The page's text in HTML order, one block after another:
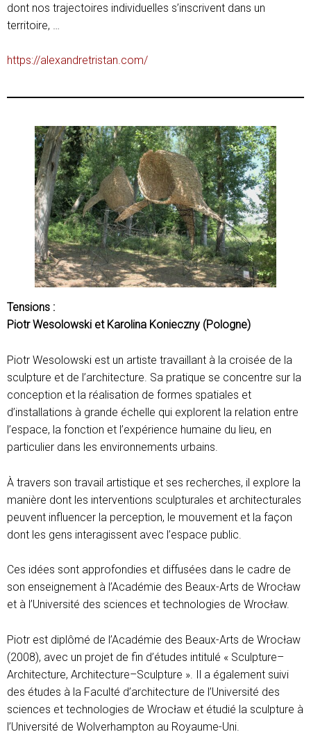
dont nos trajectoires individuelles s’inscrivent dans un
territoire, …
https://alexandretristan.com/
Tensions :
Piotr Wesolowski et Karolina Konieczny (Pologne)
Piotr Wesolowski est un artiste travaillant à la croisée de la
sculpture et de l’architecture. Sa pratique se concentre sur la
conception et la réalisation de formes spatiales et
d’installations à grande échelle qui explorent la relation entre
l’espace, la fonction et l’expérience humaine du lieu, en
particulier dans les environnements urbains.
À travers son travail artistique et ses recherches, il explore la
manière dont les interventions sculpturales et architecturales
peuvent influencer la perception, le mouvement et la façon
dont les gens interagissent avec l’espace public.
Ces idées sont approfondies et diffusées dans le cadre de
son enseignement à l’Académie des Beaux-Arts de Wrocław
et à l’Université des sciences et technologies de Wrocław.
Piotr est diplômé de l’Académie des Beaux-Arts de Wrocław
(2008), avec un projet de fin d’études intitulé « Sculpture–
Architecture, Architecture–Sculpture ». Il a également suivi
des études à la Faculté d’architecture de l’Université des
sciences et technologies de Wrocław et étudié la sculpture à
l’Université de Wolverhampton au Royaume-Uni.